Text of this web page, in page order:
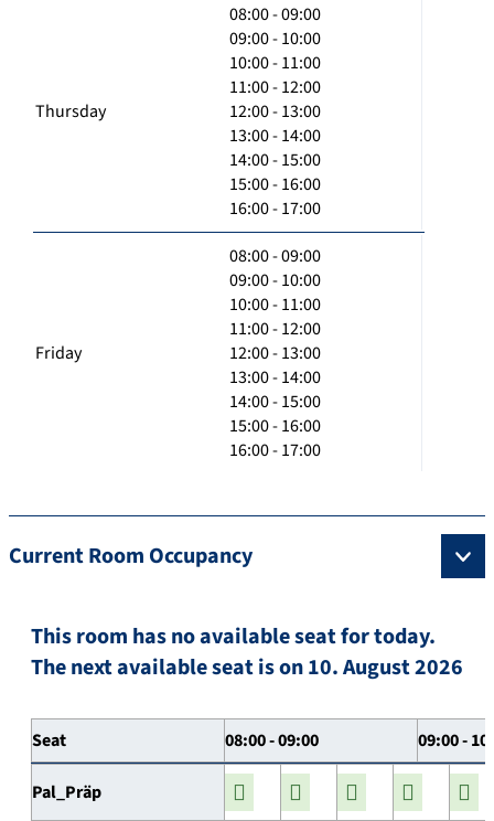
Thursday
08:00 - 09:00
09:00 - 10:00
10:00 - 11:00
11:00 - 12:00
12:00 - 13:00
13:00 - 14:00
14:00 - 15:00
15:00 - 16:00
16:00 - 17:00
Friday
08:00 - 09:00
09:00 - 10:00
10:00 - 11:00
11:00 - 12:00
12:00 - 13:00
13:00 - 14:00
14:00 - 15:00
15:00 - 16:00
16:00 - 17:00
Current Room Occupancy
This room has no available seat for today.
The next available seat is on 10. August 2026
Seat 08:00 - 09:00 09:00 -
Pal_Präp